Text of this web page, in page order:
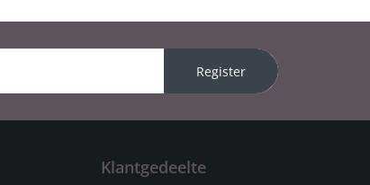
Register
Klantgedeelte